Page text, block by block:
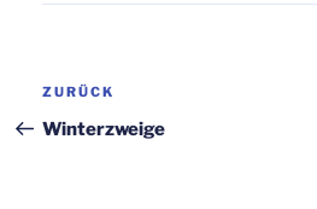
Beitragsnavigation
Vorheriger
Beitrag
ZURÜCK
Winterzweige